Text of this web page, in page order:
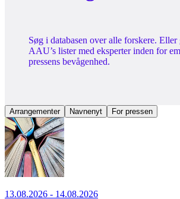
Søg i databasen over alle forskere. Eller
AAU’s lister med eksperter inden for
pressens bevågenhed.
Arrangementer Navnenyt For pressen
13.08.2026 - 14.08.2026